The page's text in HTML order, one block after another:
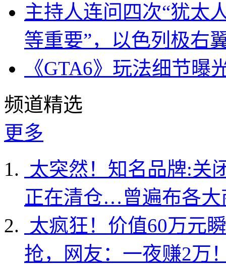
主持人连问四次“犹太
等重要”，以色列极右
《GTA6》玩法细节
频道精选
更多
太突然！知名品牌:关
正在清仓…曾遍布各大
太疯狂！价值60万元
抢，网友：一夜赚2万